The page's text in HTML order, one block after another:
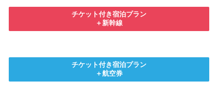
チケット付き宿泊プラン
＋新幹線
チケット付き宿泊プラン
＋航空券